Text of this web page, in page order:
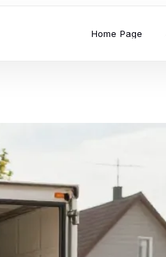
Home Page